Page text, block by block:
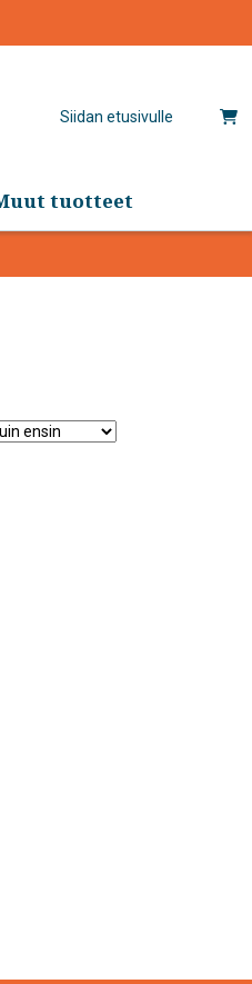
Siidan etusivulle
tuotteet